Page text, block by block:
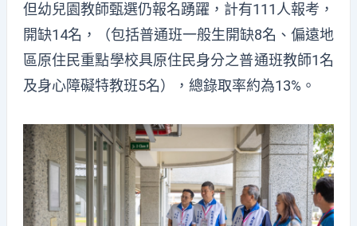
但幼兒園教師甄選仍報名踴躍，計有111人報考，
開缺14名，（包括普通班一般生開缺8名、偏遠地
區原住民重點學校具原住民身分之普通班教師1名
及身心障礙特教班5名），總錄取率約為13%。